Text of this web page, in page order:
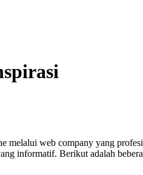
web company yang
informatif. Berikut adalah